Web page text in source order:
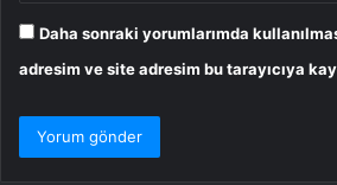
Daha sonraki yorumlarımda
adresim ve site adresim bu tarayıcıya